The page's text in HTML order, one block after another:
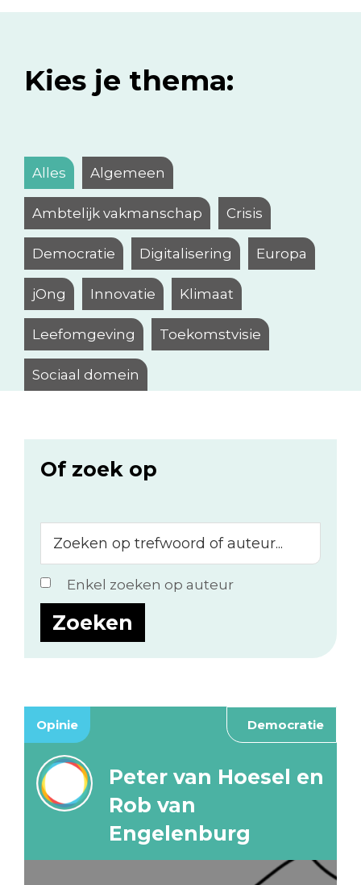
Kies je thema:
Alles Algemeen
Ambtelijk vakmanschap Crisis
Democratie Digitalisering Europa
jOng Innovatie Klimaat
Leefomgeving Toekomstvisie
Sociaal domein
Of zoek op
op
trefwoord
of
auteur...
Enkel zoeken op auteur
Opinie Democratie
Peter van Hoesel en
Rob van
Engelenburg